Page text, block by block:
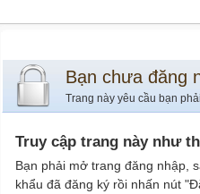
Bạn chưa đăng
Trang này yêu cầu bạn
Truy cập trang này như
Bạn phải mở trang đăng nhập,
khẩu đã đăng ký rồi nhấn nút